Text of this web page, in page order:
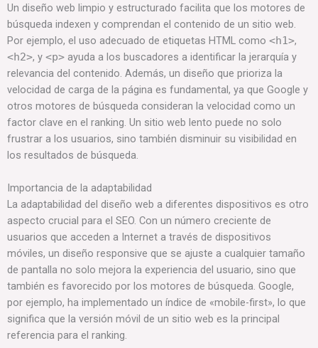
Un diseño web limpio y estructurado facilita que los motores de
búsqueda indexen y comprendan el contenido de un sitio web.
Por ejemplo, el uso adecuado de etiquetas HTML como <h1>,
<h2>, y <p> ayuda a los buscadores a identificar la jerarquía y
relevancia del contenido. Además, un diseño que prioriza la
velocidad de carga de la página es fundamental, ya que Google y
otros motores de búsqueda consideran la velocidad como un
factor clave en el ranking. Un sitio web lento puede no solo
frustrar a los usuarios, sino también disminuir su visibilidad en
los resultados de búsqueda.
Importancia de la adaptabilidad
La adaptabilidad del diseño web a diferentes dispositivos es otro
aspecto crucial para el SEO. Con un número creciente de
usuarios que acceden a Internet a través de dispositivos
móviles, un diseño responsive que se ajuste a cualquier tamaño
de pantalla no solo mejora la experiencia del usuario, sino que
también es favorecido por los motores de búsqueda. Google,
por ejemplo, ha implementado un índice de «mobile-first», lo que
significa que la versión móvil de un sitio web es la principal
referencia para el ranking.